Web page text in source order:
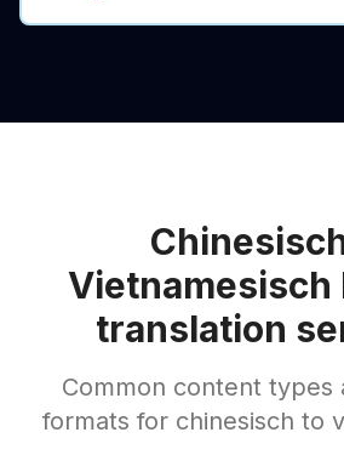
Vietnamesisch
translation
Common content types
formats for chinesisch to